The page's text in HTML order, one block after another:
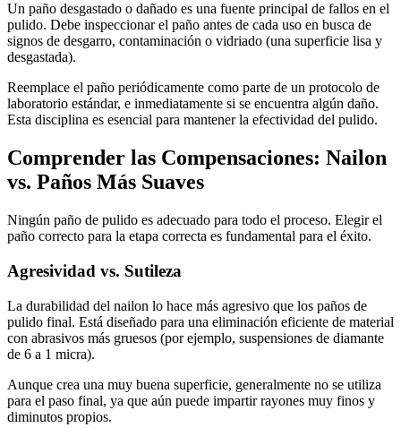
Un paño desgastado o dañado es una fuente principal de fallos en el
pulido. Debe inspeccionar el paño antes de cada uso en busca de
signos de desgarro, contaminación o vidriado (una superficie lisa y
desgastada).
Reemplace el paño periódicamente como parte de un protocolo de
laboratorio estándar, e inmediatamente si se encuentra algún daño.
Esta disciplina es esencial para mantener la efectividad del pulido.
Comprender las Compensaciones: Nailon
vs. Paños Más Suaves
Ningún paño de pulido es adecuado para todo el proceso. Elegir el
paño correcto para la etapa correcta es fundamental para el éxito.
Agresividad vs. Sutileza
La durabilidad del nailon lo hace más agresivo que los paños de
pulido final. Está diseñado para una eliminación eficiente de material
con abrasivos más gruesos (por ejemplo, suspensiones de diamante
de 6 a 1 micra).
Aunque crea una muy buena superficie, generalmente no se utiliza
para el paso final, ya que aún puede impartir rayones muy finos y
diminutos propios.